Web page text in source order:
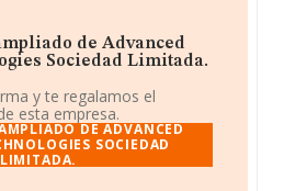
de Advanced
Sociedad Limitada.
y te regalamos el
esta empresa.
DE ADVANCED
SOCIEDAD
LIMITADA.